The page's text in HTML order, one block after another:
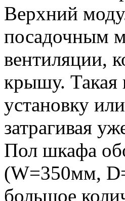
Верхний
посадочным
вентиляции,
крышу. Такая
установку
затрагивая
Пол шкафа
(W=350мм,
большое